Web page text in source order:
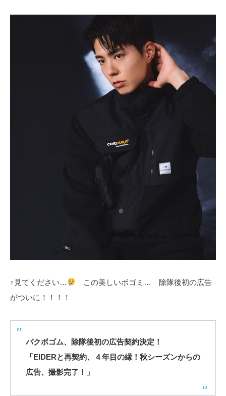
↑見てください…
この美しいボゴミ… 除隊後初の広告
がついに！！！！
パクボゴム、除隊後初の広告契約決定！
「EIDERと再契約、４年目の縁！秋シーズンからの
広告、撮影完了！」